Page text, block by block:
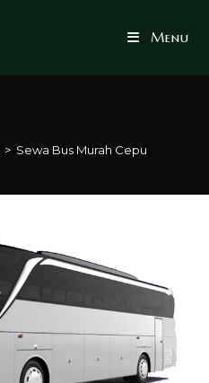
Menu
> Sewa Bus Murah Cepu